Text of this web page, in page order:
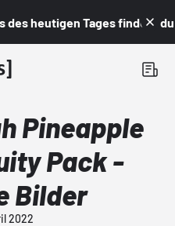
heutigen Tages findest du
Pineapple
Pack -
Bilder
2022